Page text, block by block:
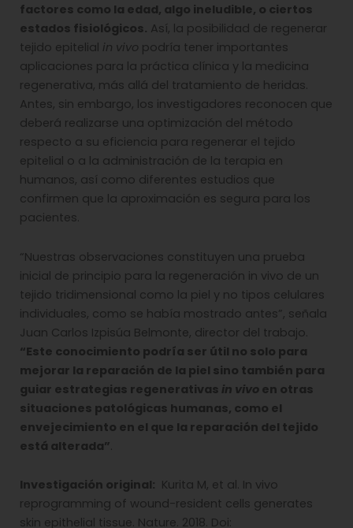
factores como la edad, algo ineludible, o ciertos
estados fisiológicos. Así, la posibilidad de regenerar
tejido epitelial in vivo podría tener importantes
aplicaciones para la práctica clínica y la medicina
regenerativa, más allá del tratamiento de heridas.
Antes, sin embargo, los investigadores reconocen que
deberá realizarse una optimización del método
respecto a su eficiencia para regenerar el tejido
epitelial o a la administración de la terapia en
humanos, así como diferentes estudios que
confirmen que la aproximación es segura para los
pacientes.
“Nuestras observaciones constituyen una prueba
inicial de principio para la regeneración in vivo de un
tejido tridimensional como la piel y no tipos celulares
individuales, como se había mostrado antes”, señala
Juan Carlos Izpisúa Belmonte, director del trabajo.
“Este conocimiento podría ser útil no solo para
mejorar la reparación de la piel sino también para
guiar estrategias regenerativas in vivo en otras
situaciones patológicas humanas, como el
envejecimiento en el que la reparación del tejido
está alterada”.
Investigación original: Kurita M, et al. In vivo
reprogramming of wound-resident cells generates
skin epithelial tissue. Nature. 2018. Doi: